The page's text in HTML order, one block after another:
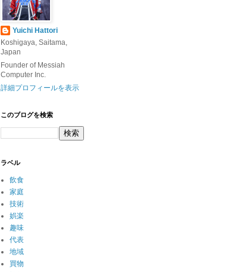
Yuichi Hattori
Koshigaya, Saitama,
Japan
Founder of Messiah
Computer Inc.
詳細プロフィールを表示
このブログを検索
ラベル
飲食
家庭
技術
娯楽
趣味
代表
地域
買物